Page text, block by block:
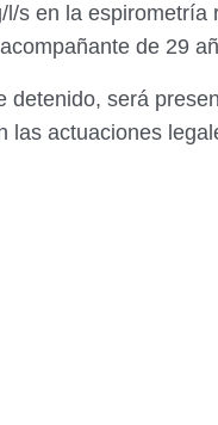
s en la espirometría
de 29
detenido, será
las actuaciones